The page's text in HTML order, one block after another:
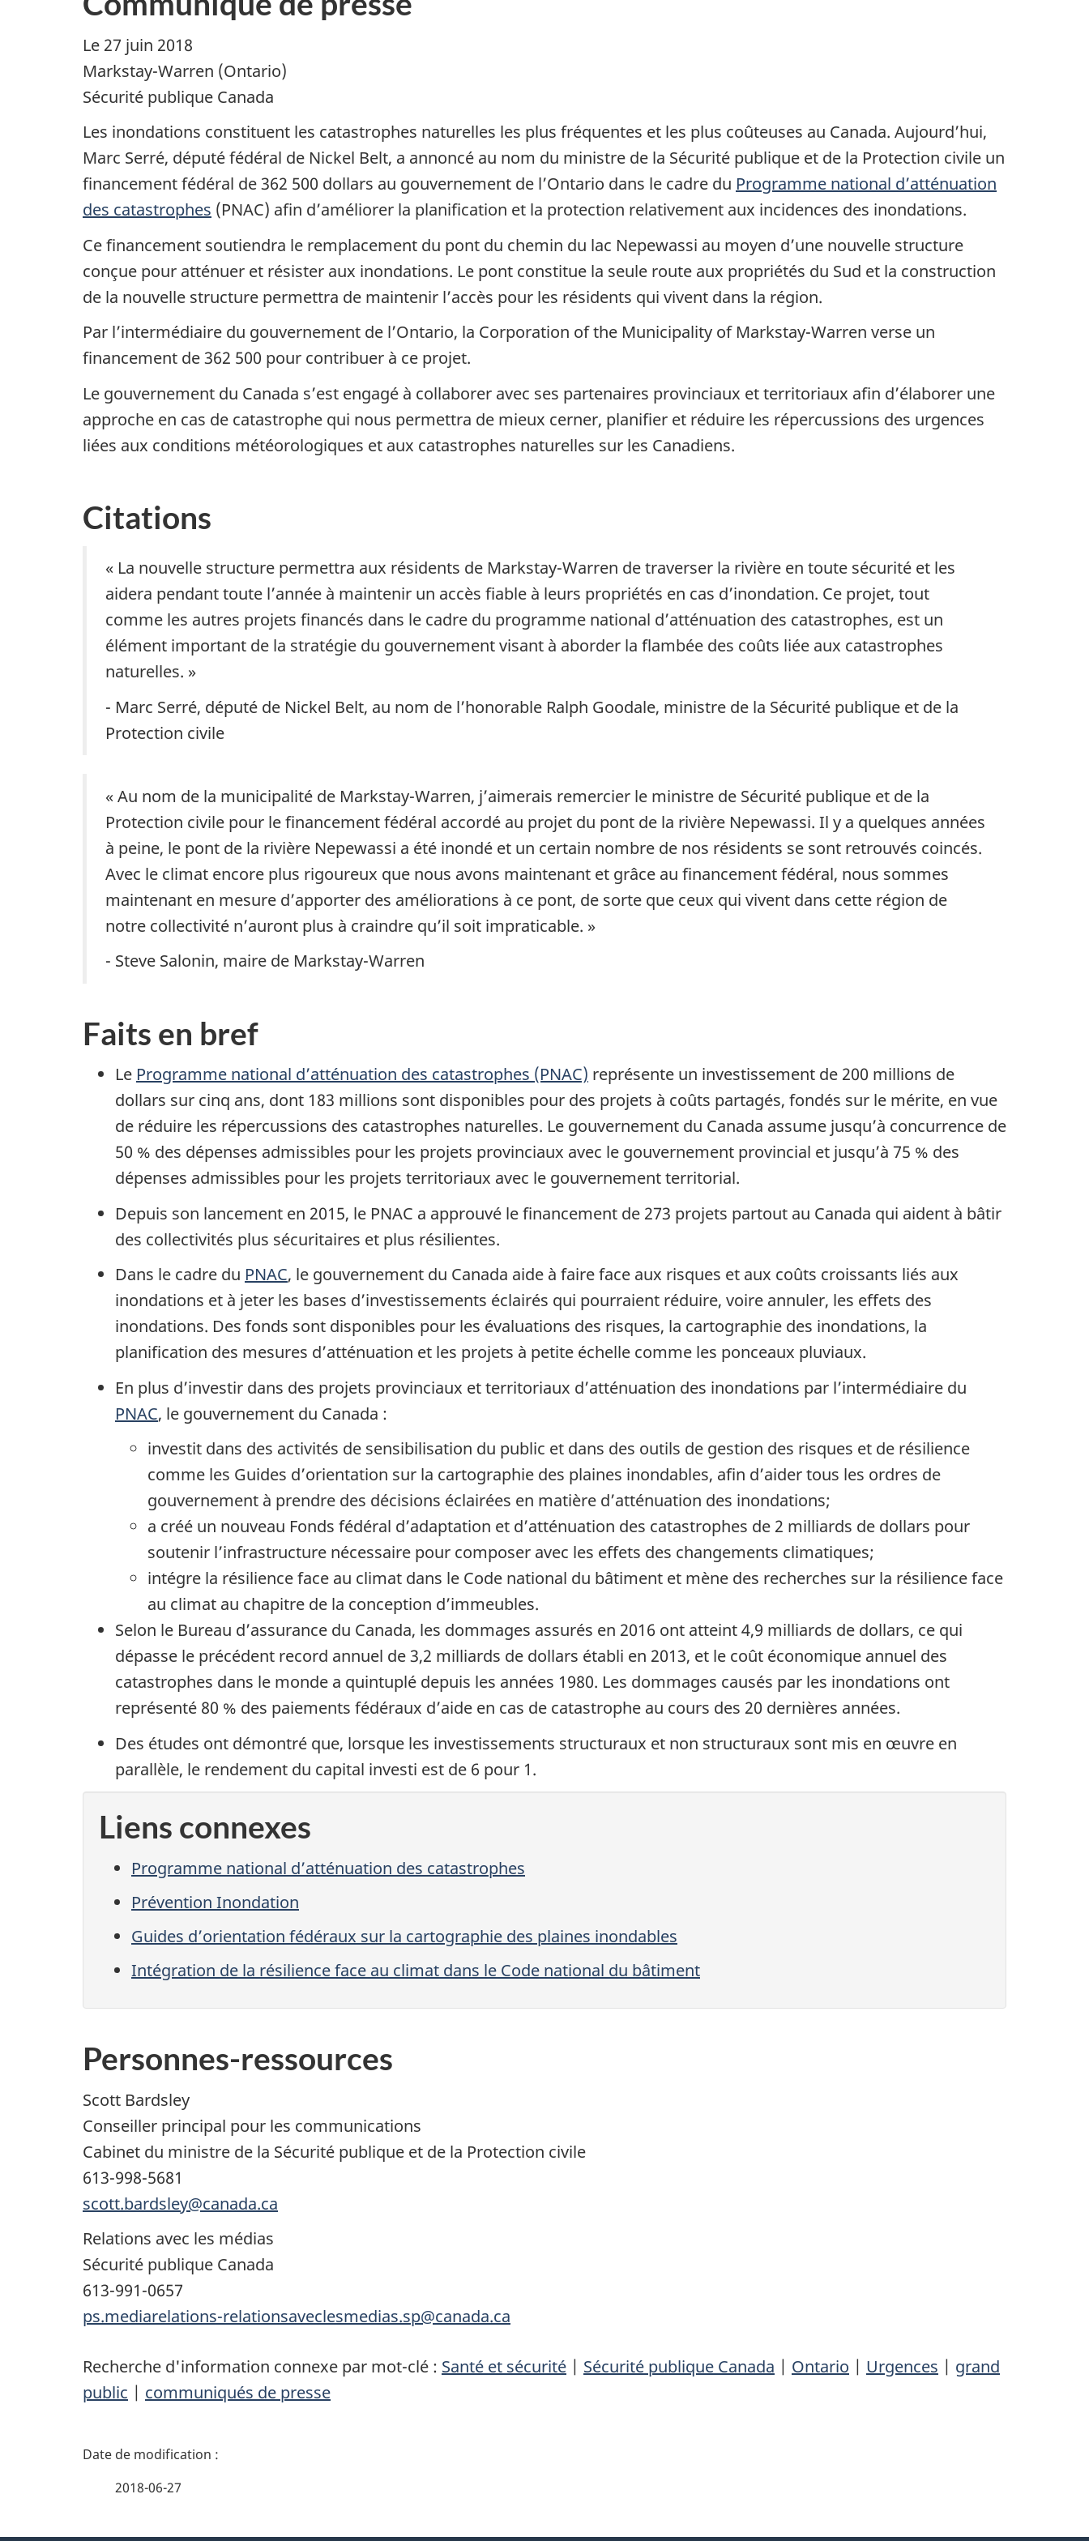
Le 27 juin 2018
Markstay-Warren (Ontario)
Sécurité publique Canada
Les inondations constituent les catastrophes naturelles les plus fréquentes et les plus coûteuses au Canada. Aujourd’hui,
Marc Serré, député fédéral de Nickel Belt, a annoncé au nom du ministre de la Sécurité publique et de la Protection civile un
financement fédéral de 362 500 dollars au gouvernement de l’Ontario dans le cadre du Programme national d’atténuation
des catastrophes (PNAC) afin d’améliorer la planification et la protection relativement aux incidences des inondations.
Ce financement soutiendra le remplacement du pont du chemin du lac Nepewassi au moyen d’une nouvelle structure
conçue pour atténuer et résister aux inondations. Le pont constitue la seule route aux propriétés du Sud et la construction
de la nouvelle structure permettra de maintenir l’accès pour les résidents qui vivent dans la région.
Par l’intermédiaire du gouvernement de l’Ontario, la Corporation of the Municipality of Markstay-Warren verse un
financement de 362 500 pour contribuer à ce projet.
Le gouvernement du Canada s’est engagé à collaborer avec ses partenaires provinciaux et territoriaux afin d’élaborer une
approche en cas de catastrophe qui nous permettra de mieux cerner, planifier et réduire les répercussions des urgences
liées aux conditions météorologiques et aux catastrophes naturelles sur les Canadiens.
Citations
« La nouvelle structure permettra aux résidents de Markstay-Warren de traverser la rivière en toute sécurité et les
aidera pendant toute l’année à maintenir un accès fiable à leurs propriétés en cas d’inondation. Ce projet, tout
comme les autres projets financés dans le cadre du programme national d’atténuation des catastrophes, est un
élément important de la stratégie du gouvernement visant à aborder la flambée des coûts liée aux catastrophes
naturelles. »
- Marc Serré, député de Nickel Belt, au nom de l’honorable Ralph Goodale, ministre de la Sécurité publique et de la
Protection civile
« Au nom de la municipalité de Markstay-Warren, j’aimerais remercier le ministre de Sécurité publique et de la
Protection civile pour le financement fédéral accordé au projet du pont de la rivière Nepewassi. Il y a quelques années
à peine, le pont de la rivière Nepewassi a été inondé et un certain nombre de nos résidents se sont retrouvés coincés.
Avec le climat encore plus rigoureux que nous avons maintenant et grâce au financement fédéral, nous sommes
maintenant en mesure d’apporter des améliorations à ce pont, de sorte que ceux qui vivent dans cette région de
notre collectivité n’auront plus à craindre qu’il soit impraticable. »
- Steve Salonin, maire de Markstay-Warren
Faits en bref
Le Programme national d’atténuation des catastrophes (PNAC) représente un investissement de 200 millions de
dollars sur cinq ans, dont 183 millions sont disponibles pour des projets à coûts partagés, fondés sur le mérite, en vue
de réduire les répercussions des catastrophes naturelles. Le gouvernement du Canada assume jusqu’à concurrence de
50 % des dépenses admissibles pour les projets provinciaux avec le gouvernement provincial et jusqu’à 75 % des
dépenses admissibles pour les projets territoriaux avec le gouvernement territorial.
Depuis son lancement en 2015, le PNAC a approuvé le financement de 273 projets partout au Canada qui aident à bâtir
des collectivités plus sécuritaires et plus résilientes.
Dans le cadre du PNAC, le gouvernement du Canada aide à faire face aux risques et aux coûts croissants liés aux
inondations et à jeter les bases d’investissements éclairés qui pourraient réduire, voire annuler, les effets des
inondations. Des fonds sont disponibles pour les évaluations des risques, la cartographie des inondations, la
planification des mesures d’atténuation et les projets à petite échelle comme les ponceaux pluviaux.
En plus d’investir dans des projets provinciaux et territoriaux d’atténuation des inondations par l’intermédiaire du
PNAC, le gouvernement du Canada :
investit dans des activités de sensibilisation du public et dans des outils de gestion des risques et de résilience
comme les Guides d’orientation sur la cartographie des plaines inondables, afin d’aider tous les ordres de
gouvernement à prendre des décisions éclairées en matière d’atténuation des inondations;
a créé un nouveau Fonds fédéral d’adaptation et d’atténuation des catastrophes de 2 milliards de dollars pour
soutenir l’infrastructure nécessaire pour composer avec les effets des changements climatiques;
intégre la résilience face au climat dans le Code national du bâtiment et mène des recherches sur la résilience face
au climat au chapitre de la conception d’immeubles.
Selon le Bureau d’assurance du Canada, les dommages assurés en 2016 ont atteint 4,9 milliards de dollars, ce qui
dépasse le précédent record annuel de 3,2 milliards de dollars établi en 2013, et le coût économique annuel des
catastrophes dans le monde a quintuplé depuis les années 1980. Les dommages causés par les inondations ont
représenté 80 % des paiements fédéraux d’aide en cas de catastrophe au cours des 20 dernières années.
Des études ont démontré que, lorsque les investissements structuraux et non structuraux sont mis en œuvre en
parallèle, le rendement du capital investi est de 6 pour 1.
Liens connexes
Programme national d’atténuation des catastrophes
Prévention Inondation
Guides d’orientation fédéraux sur la cartographie des plaines inondables
Intégration de la résilience face au climat dans le Code national du bâtiment
Personnes-ressources
Scott Bardsley
Conseiller principal pour les communications
Cabinet du ministre de la Sécurité publique et de la Protection civile
613-998-5681
scott.bardsley@canada.ca
Relations avec les médias
Sécurité publique Canada
613-991-0657
ps.mediarelations-relationsaveclesmedias.sp@canada.ca
Recherche d'information connexe par mot-clé : Santé et sécurité | Sécurité publique Canada | Ontario | Urgences | grand
public | communiqués de presse
D
2018-06-27